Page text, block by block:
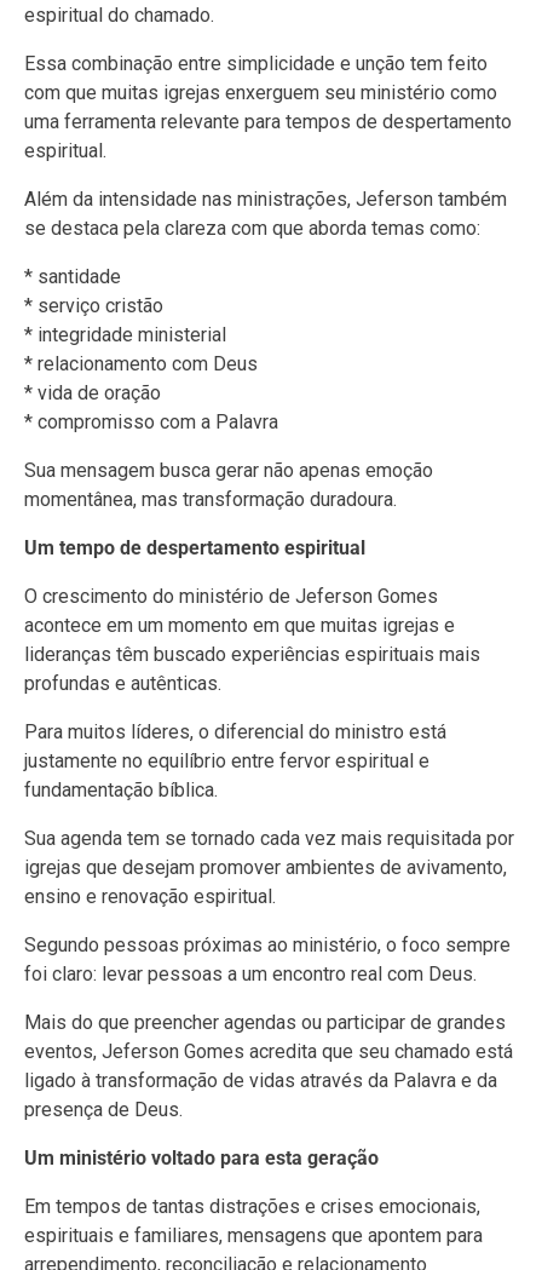
espiritual do chamado.
Essa combinação entre simplicidade e unção tem feito
com que muitas igrejas enxerguem seu ministério como
uma ferramenta relevante para tempos de despertamento
espiritual.
Além da intensidade nas ministrações, Jeferson também
se destaca pela clareza com que aborda temas como:
* santidade
* serviço cristão
* integridade ministerial
* relacionamento com Deus
* vida de oração
* compromisso com a Palavra
Sua mensagem busca gerar não apenas emoção
momentânea, mas transformação duradoura.
Um tempo de despertamento espiritual
O crescimento do ministério de Jeferson Gomes
acontece em um momento em que muitas igrejas e
lideranças têm buscado experiências espirituais mais
profundas e autênticas.
Para muitos líderes, o diferencial do ministro está
justamente no equilíbrio entre fervor espiritual e
fundamentação bíblica.
Sua agenda tem se tornado cada vez mais requisitada por
igrejas que desejam promover ambientes de avivamento,
ensino e renovação espiritual.
Segundo pessoas próximas ao ministério, o foco sempre
foi claro: levar pessoas a um encontro real com Deus.
Mais do que preencher agendas ou participar de grandes
eventos, Jeferson Gomes acredita que seu chamado está
ligado à transformação de vidas através da Palavra e da
presença de Deus.
Um ministério voltado para esta geração
Em tempos de tantas distrações e crises emocionais,
espirituais e familiares, mensagens que apontem para
arrependimento, reconciliação e relacionamento